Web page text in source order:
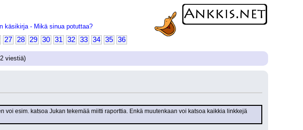
käsikirja - Mikä sinua potuttaa?
27 28 29 30 31 32 33 34 35 36
viestiä)
voi esim. katsoa Jukan tekemää miitti raporttia. Enkä muutenkaan voi katsoa kaikkia linkkejä